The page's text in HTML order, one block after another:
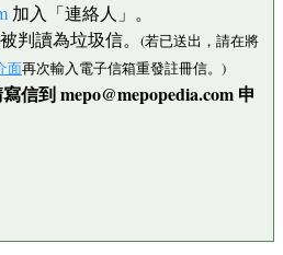
加入「連絡人」。
判讀為垃圾信。 (若已送出，請在將
面再次輸入電子信箱重發註冊信。)
信到 mepo@mepopedia.com 申